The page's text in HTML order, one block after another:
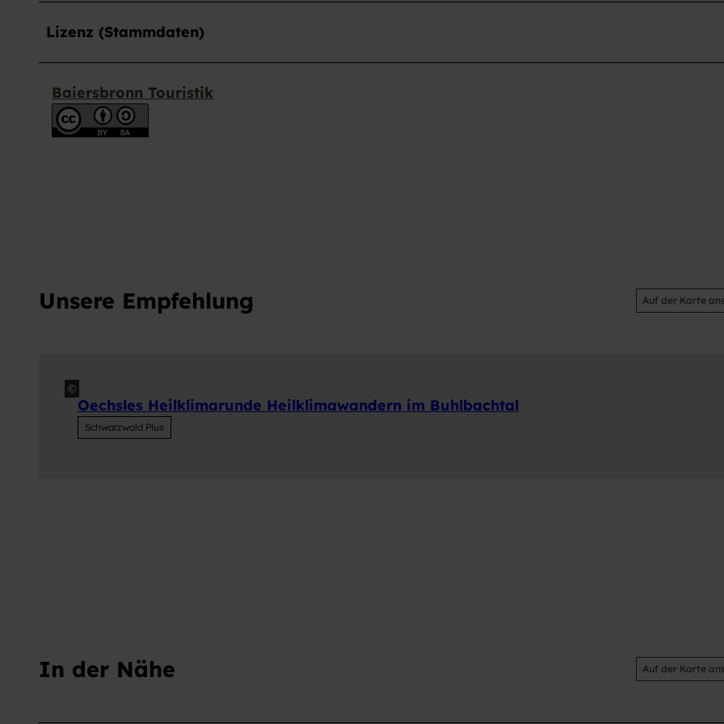
a
l
Lizenz (Stammdaten)
Baiersbronn Touristik
Unsere Empfehlung Auf der Karte
©
Oechsles Heilklimarunde Heilklimawandern im Buhlbachtal
Schwarzwald Plus
In der Nähe Auf der Karte